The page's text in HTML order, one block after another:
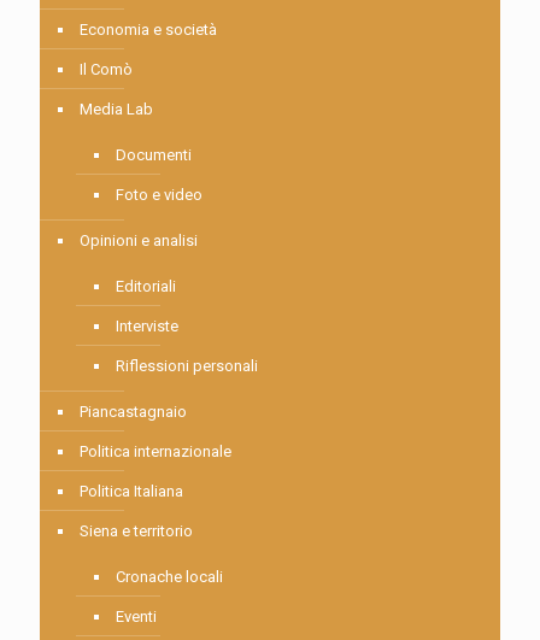
Economia e società
Il Comò
Media Lab
Documenti
Foto e video
Opinioni e analisi
Editoriali
Interviste
Riflessioni personali
Piancastagnaio
Politica internazionale
Politica Italiana
Siena e territorio
Cronache locali
Eventi